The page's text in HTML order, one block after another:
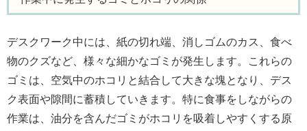
デスクワーク中には、紙の切れ端、消しゴムのカス、食べ
物のクズなど、様々な細かなゴミが発生します。これらの
ゴミは、空気中のホコリと結合して大きな塊となり、デス
ク表面や隙間に蓄積していきます。特に食事をしながらの
作業は、油分を含んだゴミがホコリを吸着しやすくする原